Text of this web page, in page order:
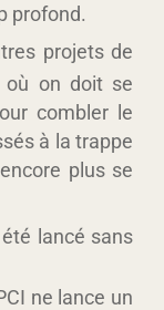
profond.
projets de
où on doit se
combler le
à la trappe
plus se
lancé sans
ne lance un